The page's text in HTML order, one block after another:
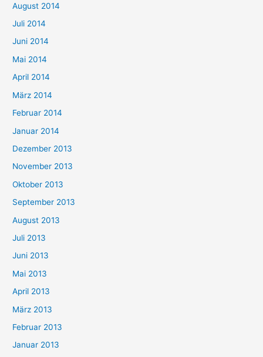
August 2014
Juli 2014
Juni 2014
Mai 2014
April 2014
März 2014
Februar 2014
Januar 2014
Dezember 2013
November 2013
Oktober 2013
September 2013
August 2013
Juli 2013
Juni 2013
Mai 2013
April 2013
März 2013
Februar 2013
Januar 2013